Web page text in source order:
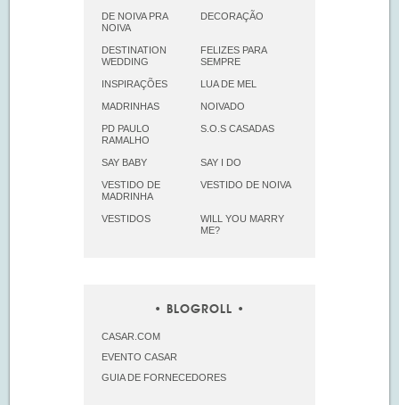
DE NOIVA PRA
NOIVA
DECORAÇÃO
DESTINATION
WEDDING
FELIZES PARA
SEMPRE
INSPIRAÇÕES LUA DE MEL
MADRINHAS NOIVADO
PD PAULO
RAMALHO
S.O.S CASADAS
SAY BABY SAY I DO
VESTIDO DE
MADRINHA
VESTIDO DE NOIVA
VESTIDOS
WILL YOU MARRY
ME?
BLOGROLL
CASAR.COM
EVENTO CASAR
GUIA DE FORNECEDORES